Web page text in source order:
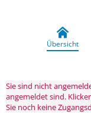
Übersicht
Sie sind nicht
angemeldet sind.
Sie noch keine